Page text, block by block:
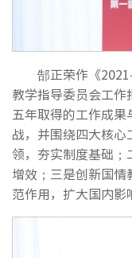
郜正荣作《
教学指导委员会工
五年取得的工作成
战，并围绕四大核
领，夯实制度基础
增效；三是创新国
范作用，扩大国内影